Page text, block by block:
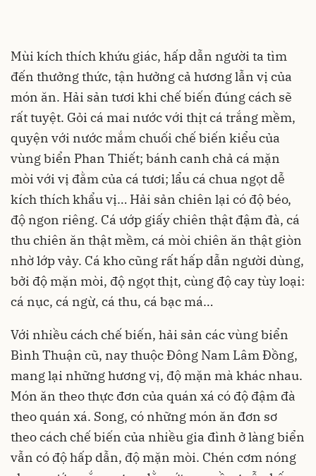
Mùi kích thích khứu giác, hấp dẫn người ta tìm
đến thưởng thức, tận hưởng cả hương lẫn vị của
món ăn. Hải sản tươi khi chế biến đúng cách sẽ
rất tuyệt. Gỏi cá mai nước với thịt cá trắng mềm,
quyện với nước mắm chuối chế biến kiểu của
vùng biển Phan Thiết; bánh canh chả cá mặn
mòi với vị đằm của cá tươi; lẩu cá chua ngọt dễ
kích thích khẩu vị… Hải sản chiên lại có độ béo,
độ ngon riêng. Cá ướp giấy chiên thật đậm đà, cá
thu chiên ăn thật mềm, cá mòi chiên ăn thật giòn
nhờ lớp vảy. Cá kho cũng rất hấp dẫn người dùng,
bởi độ mặn mòi, độ ngọt thịt, cùng độ cay tùy loại:
cá nục, cá ngừ, cá thu, cá bạc má…
Với nhiều cách chế biến, hải sản các vùng biển
Bình Thuận cũ, nay thuộc Đông Nam Lâm Đồng,
mang lại những hương vị, độ mặn mà khác nhau.
Món ăn theo thực đơn của quán xá có độ đậm đà
theo quán xá. Song, có những món ăn đơn sơ
theo cách chế biến của nhiều gia đình ở làng biển
vẫn có độ hấp dẫn, độ mặn mòi. Chén cơm nóng